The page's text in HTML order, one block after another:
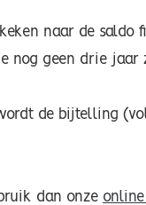
naar de
geen drie jaar
de bijtelling
dan onze